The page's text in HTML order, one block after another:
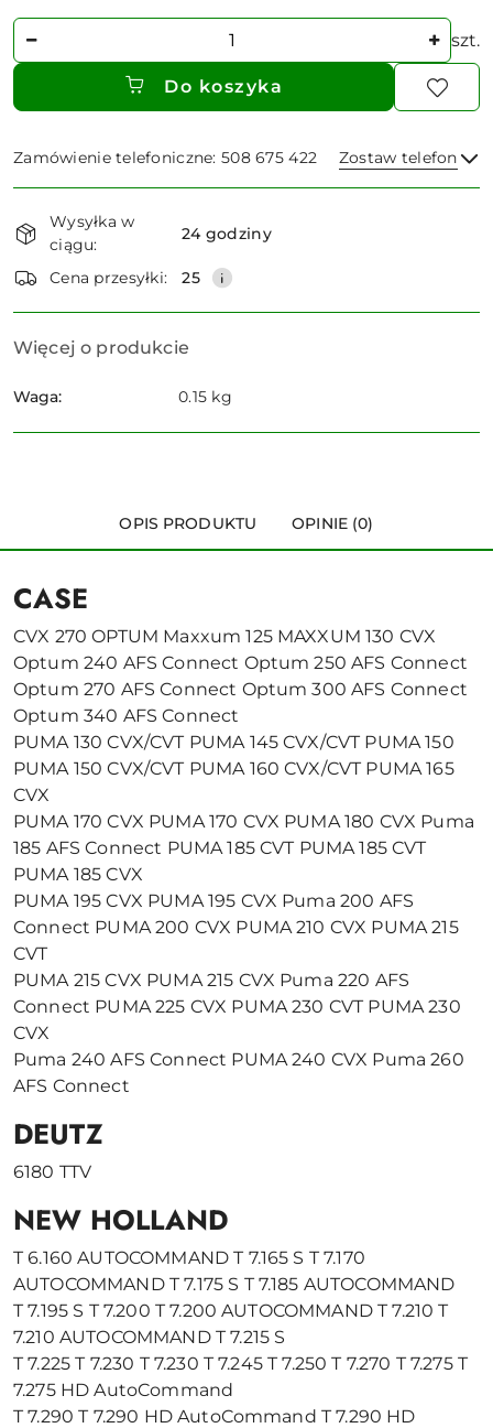
szt.
Do koszyka
Zamówienie telefoniczne: 508 675 422 Zostaw telefon
i
dostawa
Wysyłka w
ciągu:
24 godziny
Cena przesyłki: 25
Więcej o produkcie
Waga: 0.15 kg
OPIS PRODUKTU OPINIE (0)
CASE
CVX 270 OPTUM Maxxum 125 MAXXUM 130 CVX
Optum 240 AFS Connect Optum 250 AFS Connect
Optum 270 AFS Connect Optum 300 AFS Connect
Optum 340 AFS Connect
PUMA 130 CVX/CVT PUMA 145 CVX/CVT PUMA 150
PUMA 150 CVX/CVT PUMA 160 CVX/CVT PUMA 165
CVX
PUMA 170 CVX PUMA 170 CVX PUMA 180 CVX Puma
185 AFS Connect PUMA 185 CVT PUMA 185 CVT
PUMA 185 CVX
PUMA 195 CVX PUMA 195 CVX Puma 200 AFS
Connect PUMA 200 CVX PUMA 210 CVX PUMA 215
CVT
PUMA 215 CVX PUMA 215 CVX Puma 220 AFS
Connect PUMA 225 CVX PUMA 230 CVT PUMA 230
CVX
Puma 240 AFS Connect PUMA 240 CVX Puma 260
AFS Connect
DEUTZ
6180 TTV
NEW HOLLAND
T 6.160 AUTOCOMMAND T 7.165 S T 7.170
AUTOCOMMAND T 7.175 S T 7.185 AUTOCOMMAND
T 7.195 S T 7.200 T 7.200 AUTOCOMMAND T 7.210 T
7.210 AUTOCOMMAND T 7.215 S
T 7.225 T 7.230 T 7.230 T 7.245 T 7.250 T 7.270 T 7.275 T
7.275 HD AutoCommand
T 7.290 T 7.290 HD AutoCommand T 7.290 HD